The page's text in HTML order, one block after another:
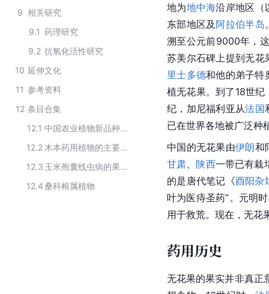
9 相关研究
9.1 药理研究
9.2 抗氧化活性研究
10 延伸文化
11 参考资料
12 条目合集
12.1
中国农业植物新品种保护第十批名录
12.2
木本药用植物的主要种类
12.3
玉米孢囊线虫病的果树寄主
12.4桑科榕属植物
地为地中海沿岸地区（
东部地区及 阿拉伯半岛
溯至公元前9000年，
苏美尔石碑上提到无
里士多德和他的弟子特
植无花果。到了18世纪
纪，加尼福利亚从法国
已在世界各地被广泛种
中国的无花果由伊朗和
甘肃
陕西一带已有栽
的是唐代笔记《酉阳杂
叶为医痔圣药”。元明
用于救荒。现在，无花
药用历史
无花果的果实并非真正